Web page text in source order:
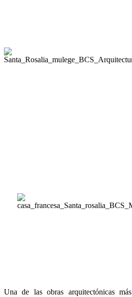
Una de las obras arquitectónicas más